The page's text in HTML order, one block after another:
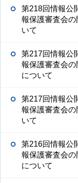
第218回情報公
報保護審査会の
いて
第217回情報公
報保護審査会の
について
第217回情報公
報保護審査会の
いて
第216回情報公
報保護審査会の
について